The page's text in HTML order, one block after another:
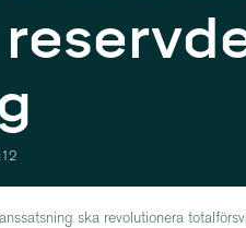
ska revolutionera